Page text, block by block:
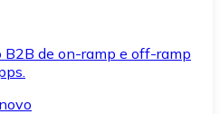
B2B de on-ramp e off-ramp